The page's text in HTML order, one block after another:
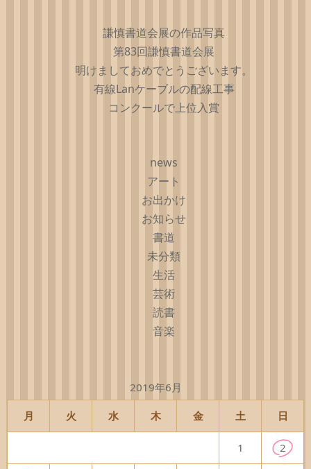
謙慎書道会展の作品写真
第83回謙慎書道会展
明けましておめでとうございます。
有線Lanケーブルの配線工事
コンクールで上位入賞
news
アート
お出かけ
お知らせ
書道
未分類
生活
芸術
読書
音楽
2019年6月
月 火 水 木 金 土 日
1 2